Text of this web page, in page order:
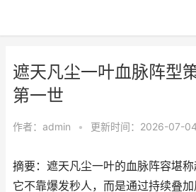
遮天凡尘一叶血脉阵型
第一世
作者： admin • 更新时间：2026-07-04
摘要：遮天凡尘一叶的血脉阵容堪
它不靠爆发秒人，而是通过持续叠